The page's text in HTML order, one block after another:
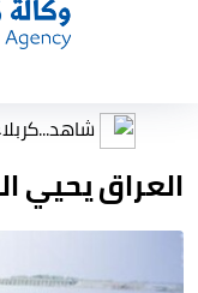
في عيون
العراق يحيي